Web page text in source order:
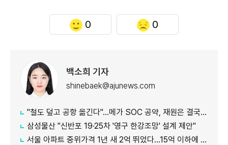
0 0
백소희 기자
shinebaek@ajunews.com
"철도 덮고 공항 옮긴다"…메가 SOC 공약, 재원은 결국 '땅'
삼성물산 "신반포 19·25차 '영구 한강조망' 설계 제안"
서울 아파트 중위가격 1년 새 2억 뛰었다…15억 이하에 실수요 몰려